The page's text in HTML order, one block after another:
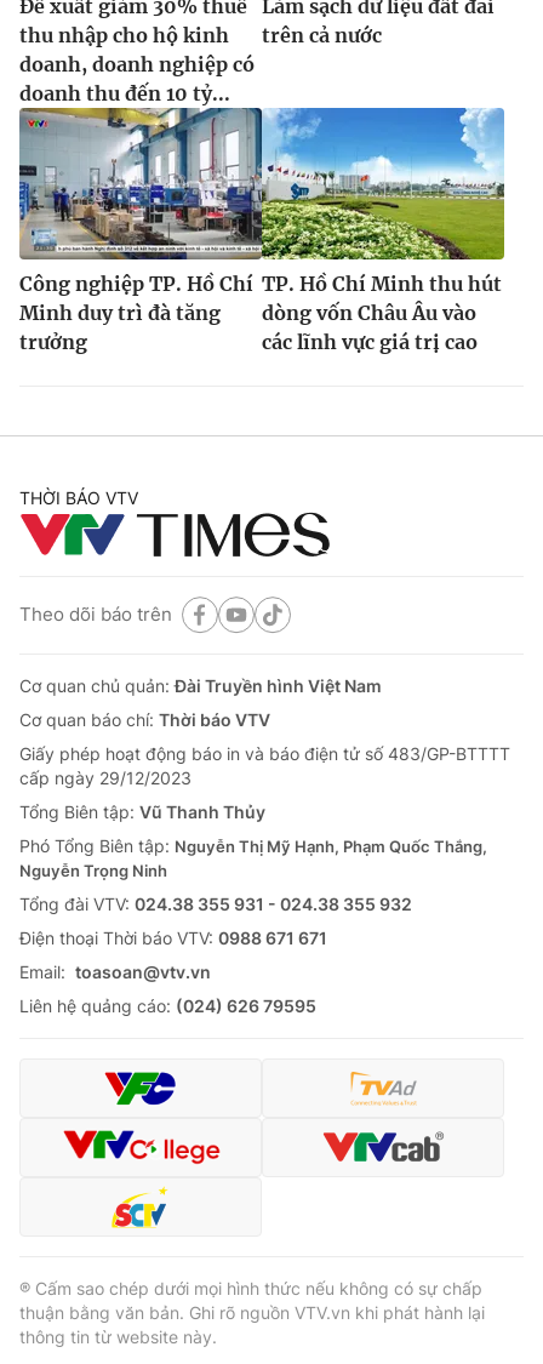
Đề xuất giảm 30% thuế
thu nhập cho hộ kinh
doanh, doanh nghiệp có
doanh thu đến 10 tỷ...
Làm sạch dữ liệu đất đai
trên cả nước
Công nghiệp TP. Hồ Chí
Minh duy trì đà tăng
trưởng
TP. Hồ Chí Minh thu hút
dòng vốn Châu Âu vào
các lĩnh vực giá trị cao
THỜI BÁO VTV
Theo dõi báo trên
Cơ quan chủ quản:Đài Truyền hình Việt Nam
Cơ quan báo chí: Thời báo VTV
Giấy phép hoạt động báo in và báo điện tử số 483/GP-BTTTT
cấp ngày 29/12/2023
Tổng Biên tập: Vũ Thanh Thủy
Phó Tổng Biên tập: Nguyễn Thị Mỹ Hạnh, Phạm Quốc Thắng,
Nguyễn Trọng Ninh
Tổng đài VTV: 024.38 355 931 - 024.38 355 932
Ðiện thoại Thời báo VTV: 0988 671 671
Email: toasoan@vtv.vn
Liên hệ quảng cáo: (024) 626 79595
® Cấm sao chép dưới mọi hình thức nếu không có sự chấp
thuận bằng văn bản. Ghi rõ nguồn VTV.vn khi phát hành lại
thông tin từ website này.